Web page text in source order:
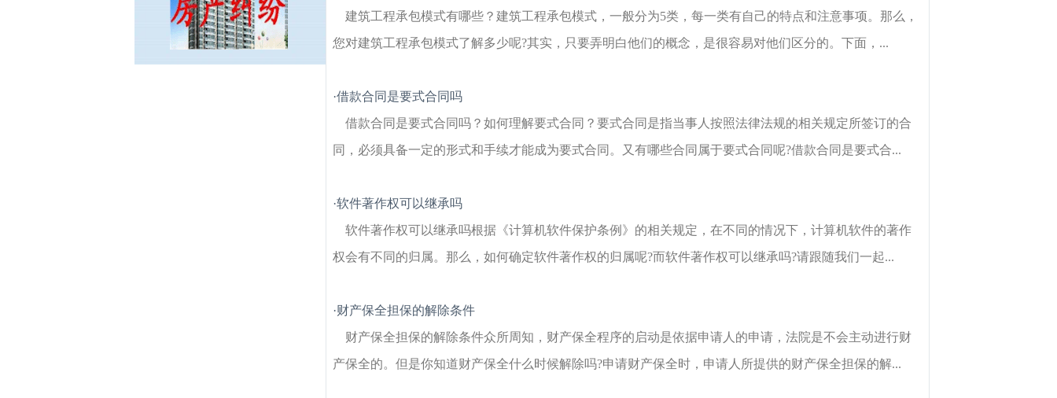
建筑工程承包模式有哪些？建筑工程承包模式，一般分为5类，每一类有自己的特点和注意事项。那么，
您对建筑工程承包模式了解多少呢?其实，只要弄明白他们的概念，是很容易对他们区分的。下面，...
·借款合同是要式合同吗
借款合同是要式合同吗？如何理解要式合同？要式合同是指当事人按照法律法规的相关规定所签订的合
同，必须具备一定的形式和手续才能成为要式合同。又有哪些合同属于要式合同呢?借款合同是要式合...
·软件著作权可以继承吗
软件著作权可以继承吗根据《计算机软件保护条例》的相关规定，在不同的情况下，计算机软件的著作
权会有不同的归属。那么，如何确定软件著作权的归属呢?而软件著作权可以继承吗?请跟随我们一起...
·财产保全担保的解除条件
财产保全担保的解除条件众所周知，财产保全程序的启动是依据申请人的申请，法院是不会主动进行财
产保全的。但是你知道财产保全什么时候解除吗?申请财产保全时，申请人所提供的财产保全担保的解...